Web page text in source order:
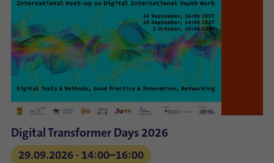
Digital Transformer Days 2026
29.09.2026 ⋅ 14:00–16:00